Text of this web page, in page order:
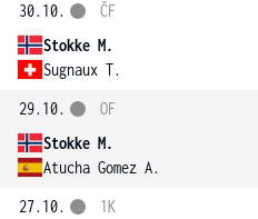
30.10.
Stokke M.
Sugnaux T.
ČF
29.10.
Stokke M.
Atucha Gomez A.
OF
27.10.
1K